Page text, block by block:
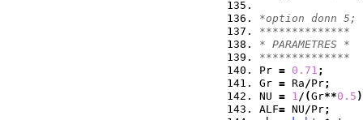
*option donn 5;
**************
* PARAMETRES *
**************
Pr = 0.71 ;
Gr = Ra/Pr;
NU = 1/ (Gr**0.5 )
ALF= NU/Pr;